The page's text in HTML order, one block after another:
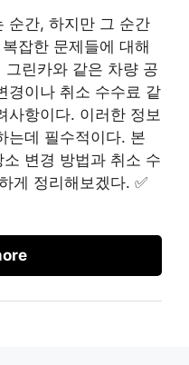
순간, 하지만 그 순간
잡한 문제들에 대해
린카와 같은 차량 공
경이나 취소 수수료 같
사항이다. 이러한 정보
는데 필수적이다. 본
변경 방법과 취소 수
게 정리해보겠다. ✅